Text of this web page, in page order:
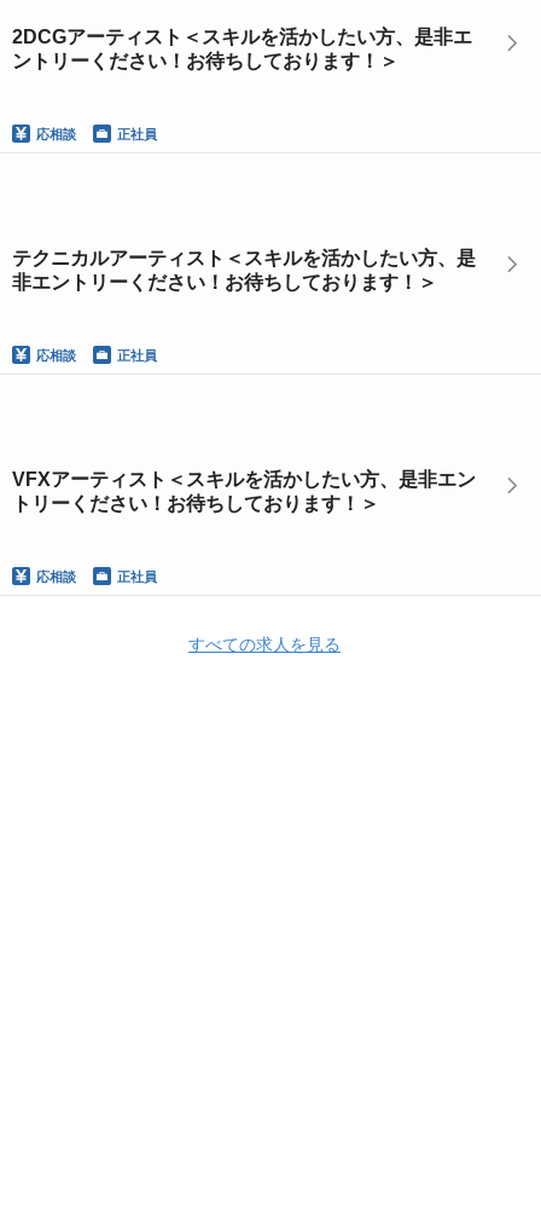
2DCGアーティスト＜スキルを活かしたい方、是非エ
ントリーください！お待ちしております！＞
応相談 正社員
テクニカルアーティスト＜スキルを活かしたい方、是
非エントリーください！お待ちしております！＞
応相談 正社員
VFXアーティスト＜スキルを活かしたい方、是非エン
トリーください！お待ちしております！＞
応相談 正社員
すべての求人を見る